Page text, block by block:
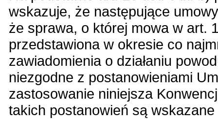
wskazuje, że następujące
że sprawa, o której mowa w art.
przedstawiona w okresie co
zawiadomienia o działaniu
niezgodne z postanowieniami
zastosowanie niniejsza
takich postanowień są